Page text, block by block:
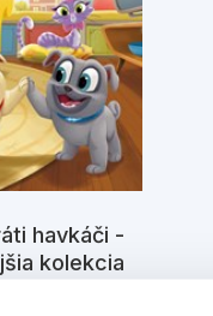
havkáči -
kolekcia